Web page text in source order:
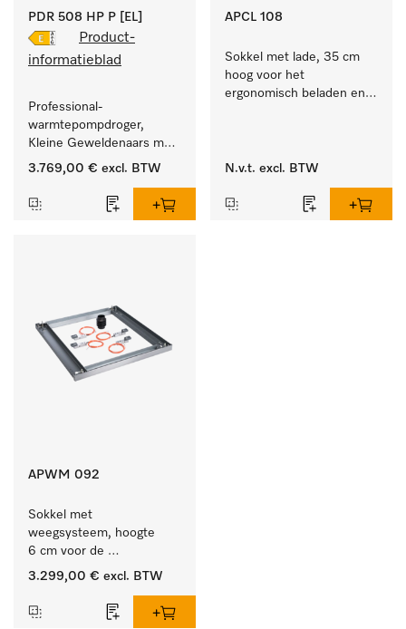
PDR 508 HP P [EL]
Product-
informatieblad
Professional-
warmtepompdroger,
Kleine Geweldenaars met
zeer laag energieverbruik
3.769,00 € excl. BTW
APCL 108
Sokkel met lade, 35 cm
hoog voor het
ergonomisch beladen en
N.v.t. excl. BTW
APWM 092
Sokkel met
weegsysteem, hoogte
6 cm voor de
automatische regeling van
belading.
3.299,00 € excl. BTW